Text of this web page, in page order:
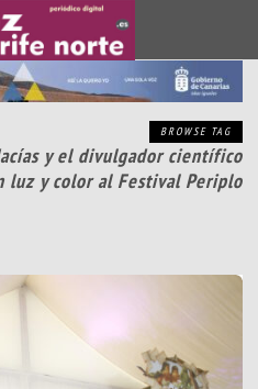
BROWSE TAG
y el divulgador científico
luz y color al Festival Periplo